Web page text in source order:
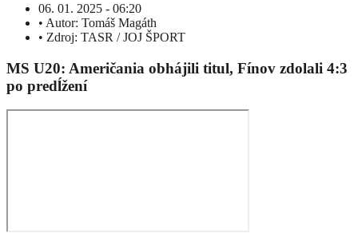
06. 01. 2025 - 06:20
• Autor: Tomáš Magáth
• Zdroj: TASR / JOJ ŠPORT
MS U20: Američania obhájili titul, Fínov zdolali 4:3
po predĺžení